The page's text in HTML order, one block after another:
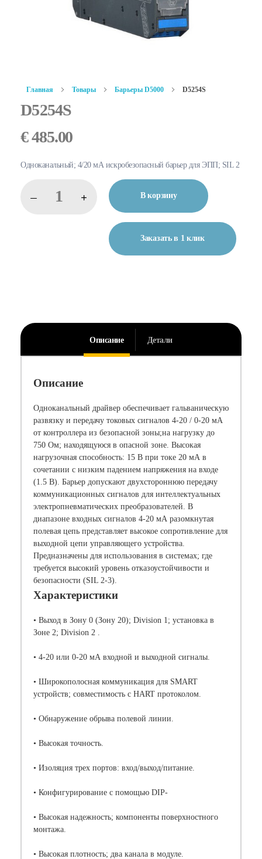
Главная Товары Барьеры D5000 D5254S
D5254S
€485.00
Одноканальный; 4/20 мА искробезопасный барьер для ЭПП; SIL 2
В корзину
Заказать в 1 клик
Описание Детали
Описание
Одноканальный драйвер обеспечивает гальваническую
развязку и передачу токовых сигналов 4-20 / 0-20 мА
от контроллера из безопасной зоны;на нагрузку до
750 Ом; находящуюся в опасной зоне. Высокая
нагрузочная способность: 15 В при токе 20 мА в
сочетании с низким падением напряжения на входе
(1.5 В). Барьер допускают двухстороннюю передачу
коммуникационных сигналов для интеллектуальных
электропневматических преобразователей. В
диапазоне входных сигналов 4-20 мА разомкнутая
полевая цепь представляет высокое сопротивление для
выходной цепи управляющего устройства.
Предназначены для использования в системах; где
требуется высокий уровень отказоустойчивости и
безопасности (SIL 2-3).
Характеристики
• Выход в Зону 0 (Зону 20); Division 1; установка в
Зоне 2; Division 2 .
• 4-20 или 0-20 мА входной и выходной сигналы.
• Широкополосная коммуникация для SMART
устройств; совместимость с HART протоколом.
• Обнаружение обрыва полевой линии.
• Высокая точность.
• Изоляция трех портов: вход/выход/питание.
• Конфигурирование с помощью DIP-
• Высокая надежность; компоненты поверхностного
монтажа.
• Высокая плотность; два канала в модуле.